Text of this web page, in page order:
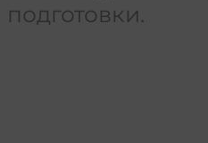
подготовки.